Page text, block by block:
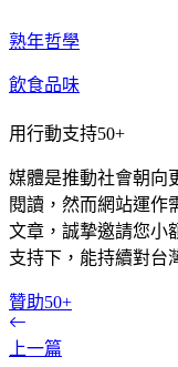
熟年哲學
飲食品味
用行動支持50+
媒體是推動社會朝向
閱讀，然而網站運作
文章，誠摯邀請您小
支持下，能持續對台
贊助50+
上一篇